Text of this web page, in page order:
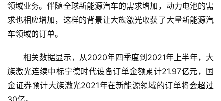
领域业务。伴随全球新能源汽车的需求增加，动力电池的需
求也相应增加，这样的背景让大族激光收获了大量新能源汽
车领域的订单。
相关数据显示，从2020年四季度到2021年上半年，大
族激光连续中标宁德时代设备订单金额累计21.97亿元，国
金证券预计大族激光2021年在新能源领域的订单将会超过
30亿。